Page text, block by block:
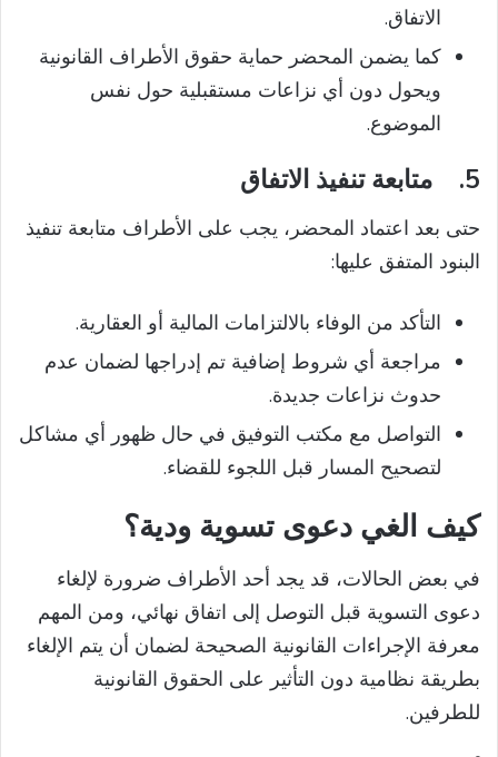
الاتفاق.
كما يضمن المحضر حماية حقوق الأطراف القانونية
ويحول دون أي نزاعات مستقبلية حول نفس
الموضوع.
5. متابعة تنفيذ الاتفاق
حتى بعد اعتماد المحضر، يجب على الأطراف متابعة تنفيذ
البنود المتفق عليها:
التأكد من الوفاء بالالتزامات المالية أو العقارية.
مراجعة أي شروط إضافية تم إدراجها لضمان عدم
حدوث نزاعات جديدة.
التواصل مع مكتب التوفيق في حال ظهور أي مشاكل
لتصحيح المسار قبل اللجوء للقضاء.
كيف الغي دعوى تسوية ودية؟
في بعض الحالات، قد يجد أحد الأطراف ضرورة لإلغاء
دعوى التسوية قبل التوصل إلى اتفاق نهائي، ومن المهم
معرفة الإجراءات القانونية الصحيحة لضمان أن يتم الإلغاء
بطريقة نظامية دون التأثير على الحقوق القانونية
للطرفين.